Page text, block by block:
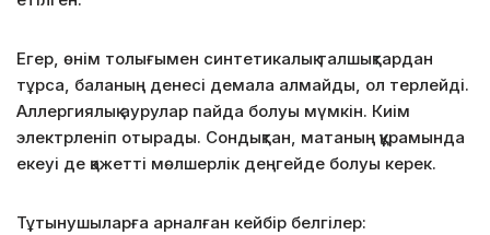
Егер, өнім толығымен синтетикалық талшықтардан
тұрса, баланың денесі демала алмайды, ол терлейді.
Аллергиялық аурулар пайда болуы мүмкін. Киім
электрленіп отырады. Сондықтан, матаның құрамында
екеуі де қажетті мөлшерлік деңгейде болуы керек.
Тұтынушыларға арналған кейбір белгілер: